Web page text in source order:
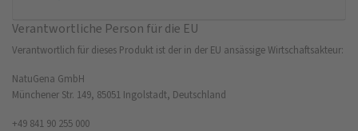
Verantwortliche Person für die EU
Verantwortlich für dieses Produkt ist der in der EU ansässige Wirtschaftsakteur:
NatuGena GmbH
Münchener Str. 149, 85051 Ingolstadt, Deutschland
+49 841 90 255 000